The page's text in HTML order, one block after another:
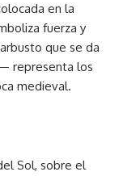
en la
fuerza y
que se da
representa los
medieval.
Sol, sobre el